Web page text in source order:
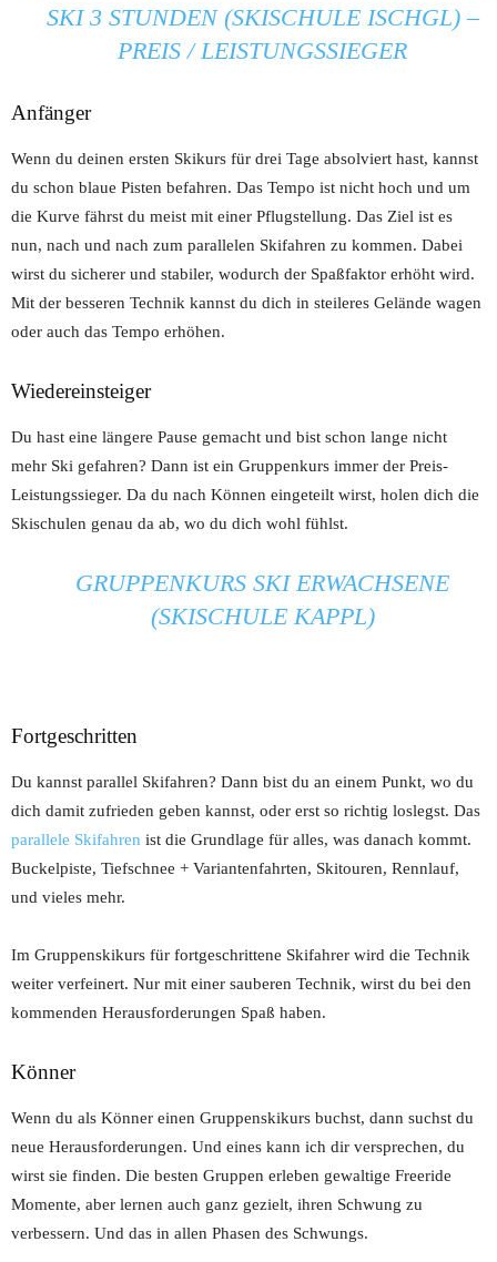
SKI 3 STUNDEN (SKISCHULE ISCHGL) –
PREIS / LEISTUNGSSIEGER
Anfänger
Wenn du deinen ersten Skikurs für drei Tage absolviert hast, kannst
du schon blaue Pisten befahren. Das Tempo ist nicht hoch und um
die Kurve fährst du meist mit einer Pflugstellung. Das Ziel ist es
nun, nach und nach zum parallelen Skifahren zu kommen. Dabei
wirst du sicherer und stabiler, wodurch der Spaßfaktor erhöht wird.
Mit der besseren Technik kannst du dich in steileres Gelände wagen
oder auch das Tempo erhöhen.
Wiedereinsteiger
Du hast eine längere Pause gemacht und bist schon lange nicht
mehr Ski gefahren? Dann ist ein Gruppenkurs immer der Preis-
Leistungssieger. Da du nach Können eingeteilt wirst, holen dich die
Skischulen genau da ab, wo du dich wohl fühlst.
GRUPPENKURS SKI ERWACHSENE
(SKISCHULE KAPPL)
Fortgeschritten
Du kannst parallel Skifahren? Dann bist du an einem Punkt, wo du
dich damit zufrieden geben kannst, oder erst so richtig loslegst. Das
parallele Skifahren ist die Grundlage für alles, was danach kommt.
Buckelpiste, Tiefschnee + Variantenfahrten, Skitouren, Rennlauf,
und vieles mehr.
Im Gruppenskikurs für fortgeschrittene Skifahrer wird die Technik
weiter verfeinert. Nur mit einer sauberen Technik, wirst du bei den
kommenden Herausforderungen Spaß haben.
Könner
Wenn du als Könner einen Gruppenskikurs buchst, dann suchst du
neue Herausforderungen. Und eines kann ich dir versprechen, du
wirst sie finden. Die besten Gruppen erleben gewaltige Freeride
Momente, aber lernen auch ganz gezielt, ihren Schwung zu
verbessern. Und das in allen Phasen des Schwungs.